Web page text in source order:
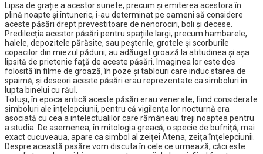
Lipsa de grație a acestor sunete, precum și emiterea acestora în
plină noapte și întuneric, i-au determinat pe oameni să considere
aceste păsări drept prevestitoare de nenorociri, boli și decese.
Predilecția acestor păsări pentru spațiile largi, precum hambarele,
halele, depozitele părăsite, sau peșterile, grotele și scorburile
copacilor din miezul pădurii, au adăugat groază la atitudinea și așa
lipsită de prietenie față de aceste păsări. Imaginea lor este des
folosită în filme de groază, în poze și tablouri care induc starea de
spaimă, și deseori aceste păsări erau reprezentate ca simboluri în
lupta binelui cu răul.
Totuși, în epoca antică aceste păsări erau venerate, fiind considerate
simboluri ale înțelepciunii, pentru că vigilența lor nocturnă era
asociată cu cea a intelectualilor care rămâneau treji noaptea pentru
a studia. De asemenea, în mitologia greacă, o specie de bufniță, mai
exact cucuveaua, apare ca simbol al zeiței Atena, zeița înțelepciunii.
Despre această pasăre vom discuta în cele ce urmează, căci este